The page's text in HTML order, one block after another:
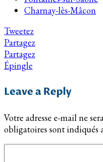
Charnay-lès-Mâcon
Tweetez
Partagez
Partagez
Épingle
Leave a Reply
Votre adresse e-mail ne
obligatoires sont indiqués